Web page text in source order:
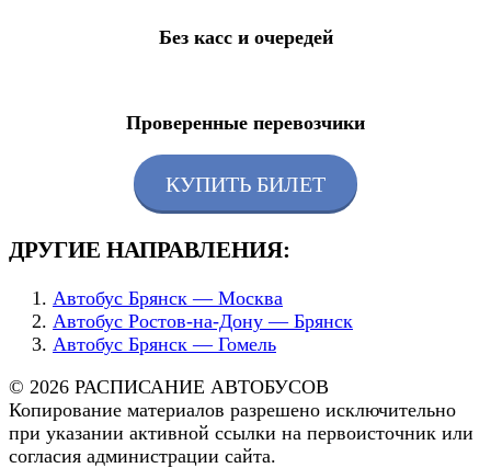
Без касс и очередей
Проверенные перевозчики
КУПИТЬ БИЛЕТ
ДРУГИЕ НАПРАВЛЕНИЯ:
Автобус Брянск — Москва
Автобус Ростов-на-Дону — Брянск
Автобус Брянск — Гомель
© 2026 РАСПИСАНИЕ АВТОБУСОВ
Копирование материалов разрешено исключительно
при указании активной ссылки на первоисточник или
согласия администрации сайта.